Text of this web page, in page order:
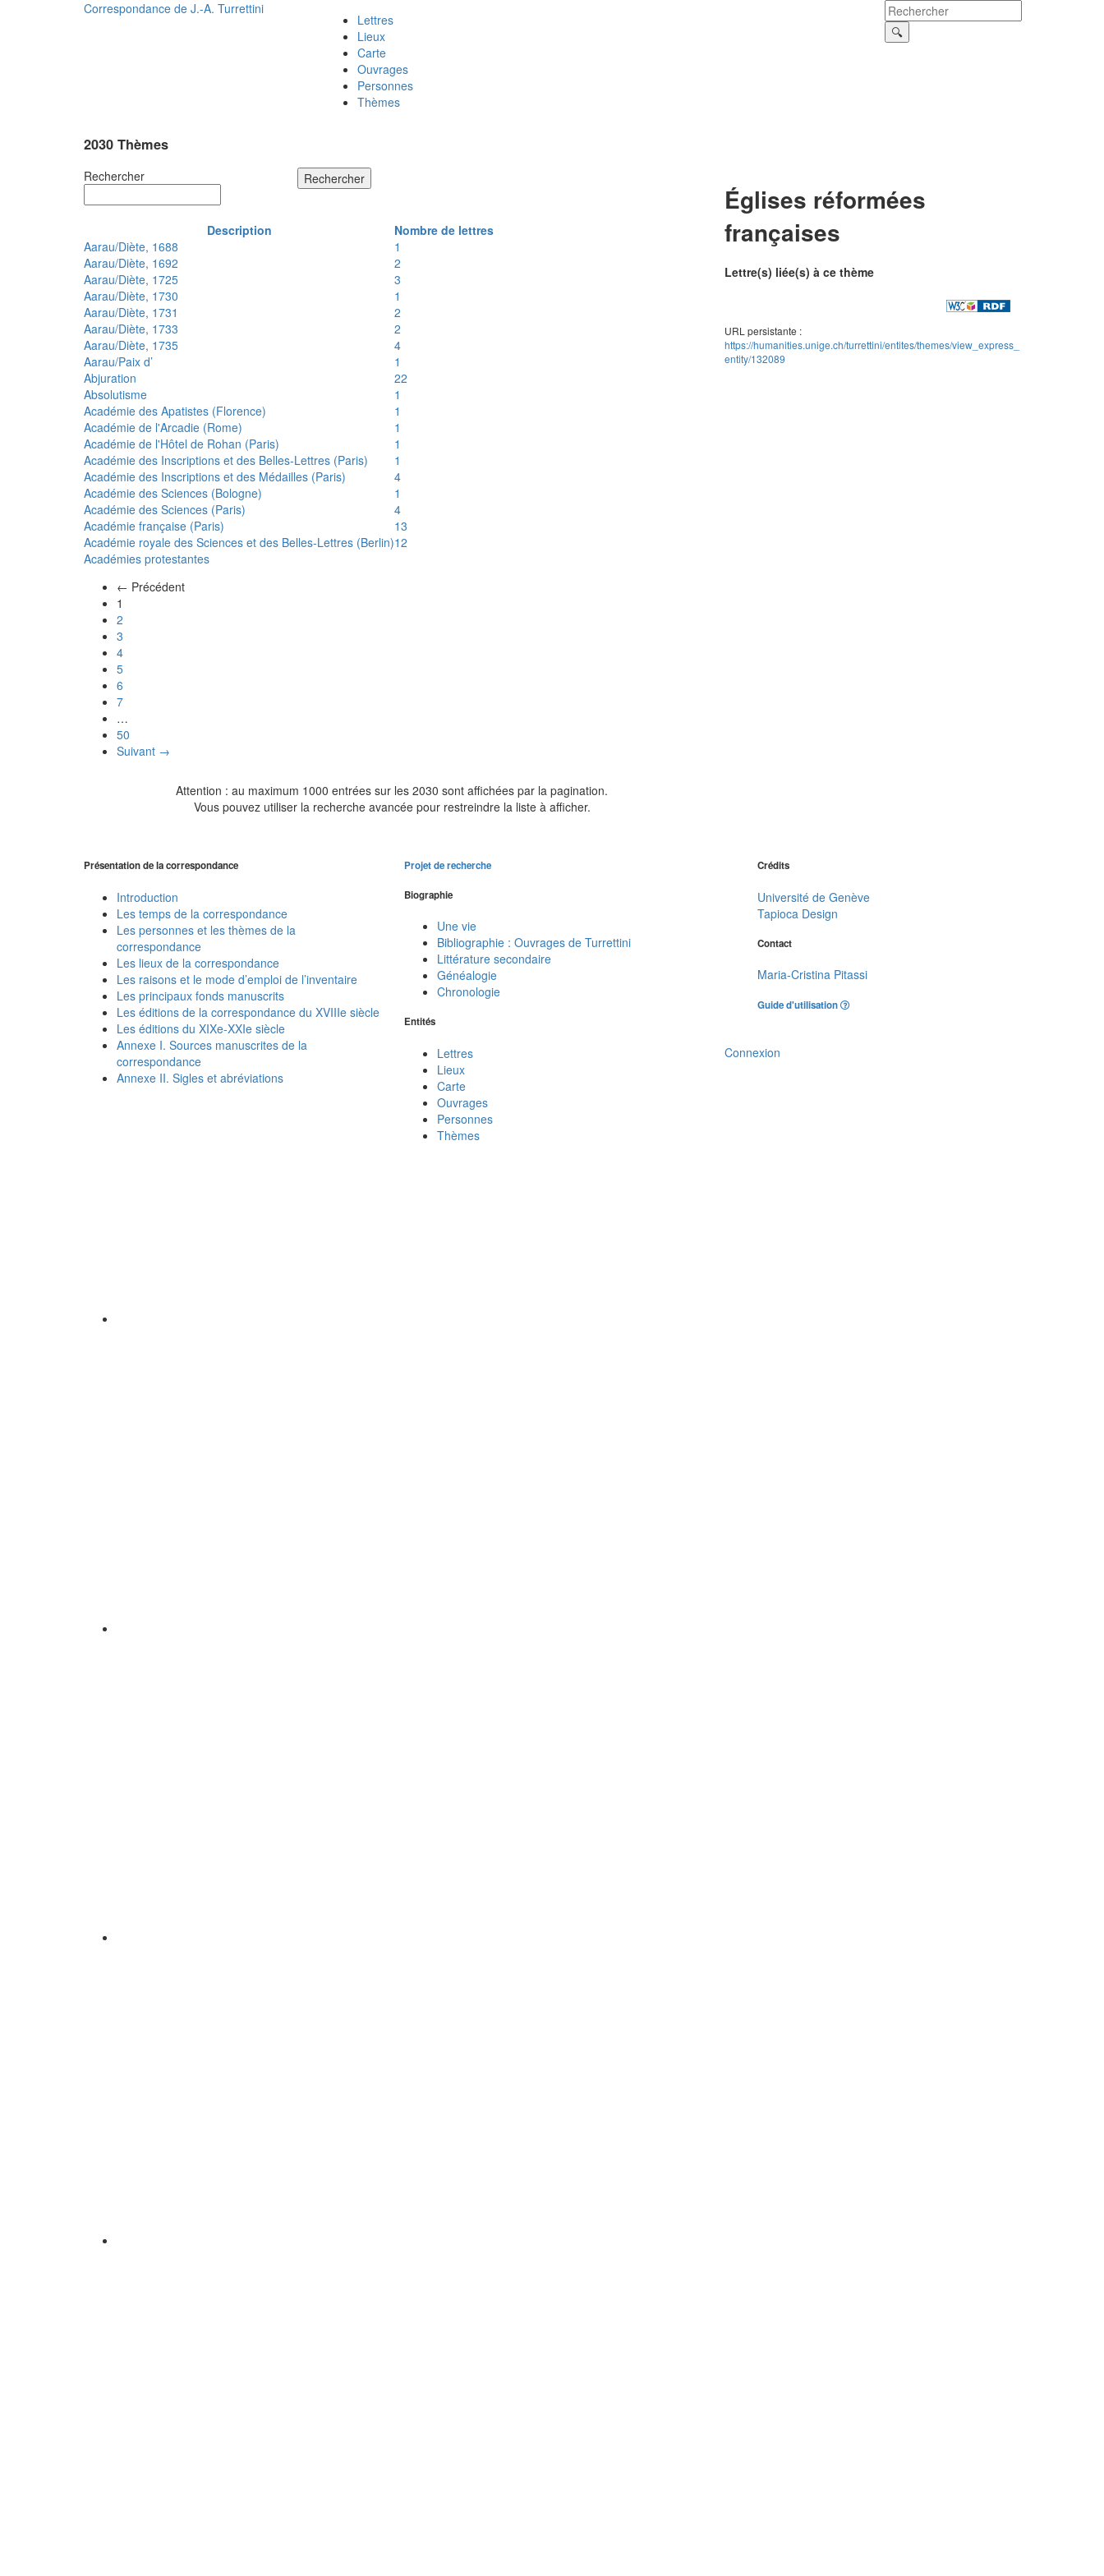
Correspondance de J.-A. Turrettini
Lettres
Lieux
Carte
Ouvrages
Personnes
Thèmes
2030 Thèmes
Rechercher Rechercher
Description
Nombre de lettres
Aarau/Diète, 1688
1
Aarau/Diète, 1692
2
Aarau/Diète, 1725
3
Aarau/Diète, 1730
1
Aarau/Diète, 1731
2
Aarau/Diète, 1733
2
Aarau/Diète, 1735
4
Aarau/Paix d’
1
Abjuration
22
Absolutisme
1
Académie des Apatistes (Florence)
1
Académie de l'Arcadie (Rome)
1
Académie de l'Hôtel de Rohan (Paris)
1
Académie des Inscriptions et des Belles-Lettres (Paris)
1
Académie des Inscriptions et des Médailles (Paris)
4
Académie des Sciences (Bologne)
1
Académie des Sciences (Paris)
4
Académie française (Paris)
13
Académie royale des Sciences et des Belles-Lettres (Berlin)12
Académies protestantes
← Précédent
1
2
3
4
5
6
7
…
50
Suivant →
Attention : au maximum 1000 entrées sur les 2030 sont affichées par la pagination.
Vous pouvez utiliser la recherche avancée pour restreindre la liste à afficher.
Églises réformées
françaises
Lettre(s) liée(s) à ce thème
URL persistante :
https://humanities.unige.ch/turrettini/entites/themes/view_express_
entity/132089
Présentation de la correspondance
Introduction
Les temps de la correspondance
Les personnes et les thèmes de la
correspondance
Les lieux de la correspondance
Les raisons et le mode d’emploi de l’inventaire
Les principaux fonds manuscrits
Les éditions de la correspondance du XVIIIe siècle
Les éditions du XIXe-XXIe siècle
Annexe I. Sources manuscrites de la
correspondance
Annexe II. Sigles et abréviations
Projet de recherche
Biographie
Une vie
Bibliographie : Ouvrages de Turrettini
Littérature secondaire
Généalogie
Chronologie
Entités
Lettres
Lieux
Carte
Ouvrages
Personnes
Thèmes
Crédits
Université de Genève
Tapioca Design
Contact
Maria-Cristina Pitassi
Guide d'utilisation
Connexion